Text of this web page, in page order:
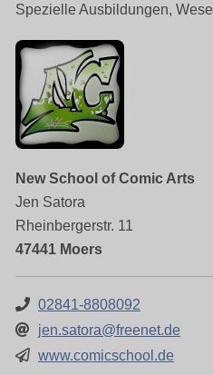
Spezielle Ausbildungen, Wesel
New School of Comic Arts
Jen Satora
Rheinbergerstr. 11
47441 Moers
02841-8808092
jen.satora@freenet.de
www.comicschool.de